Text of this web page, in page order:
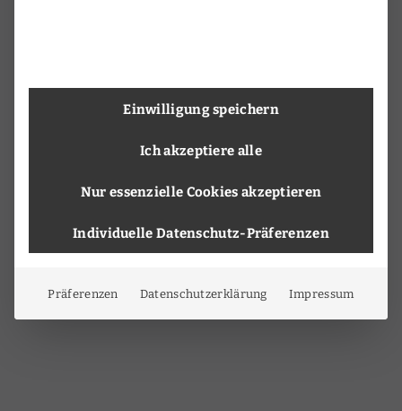
Einwilligung speichern
Ich akzeptiere alle
Nur essenzielle Cookies akzeptieren
Individuelle Datenschutz-Präferenzen
Präferenzen Datenschutzerklärung Impressum